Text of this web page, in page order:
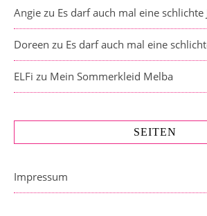
Angie zu Es darf auch mal eine schlichte
Doreen zu Es darf auch mal eine
ELFi zu Mein Sommerkleid Melba
SEITEN
Impressum